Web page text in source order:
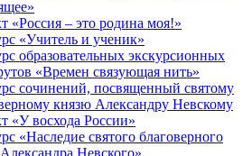
«Россия – это родина моя!»
«Учитель и ученик»
образовательных экскурсионных
«Времен связующая нить»
сочинений, посвященный святому
князю Александру Невскому
«У восхода России»
«Наследие святого благоверного
Невского»